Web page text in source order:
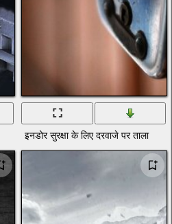
इनडोर सुरक्षा के लिए दरवाजे पर ताला